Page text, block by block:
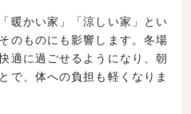
暖かい家」「涼しい家」とい
のものにも影響します。冬場
適に過ごせるようになり、朝
で、体への負担も軽くなりま